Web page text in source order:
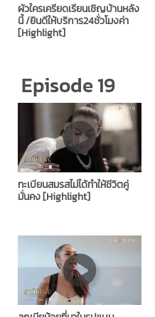
ผัวใครเครียดเรียนเชิญบ้านหลัง
นี้ /ยินดีให้บริการ24ชั่วโมงค่า
[Highlight]
Episode 19
ทะเบียนสมรสไม่ได้ทำให้ชีวิตคู่
มั่นคง [Highlight]